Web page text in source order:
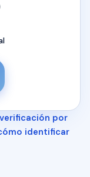
por
identificar